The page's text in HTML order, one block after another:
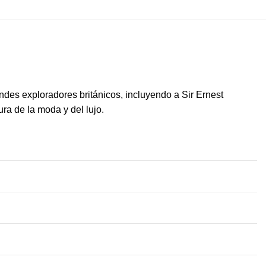
exploradores británicos, incluyendo a Sir Ernest
de la moda y del lujo.